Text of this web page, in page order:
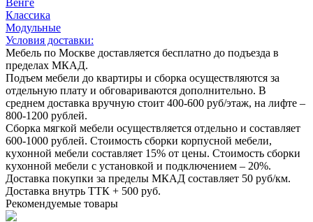
Классика
Модульные
Условия доставки:
Мебель по Москве доставляется бесплатно до подъезда в
пределах МКАД.
Подъем мебели до квартиры и сборка осуществляются за
отдельную плату и обговариваются дополнительно. В
среднем доставка вручную стоит 400-600 руб/этаж, на лифте –
800-1200 рублей.
Сборка мягкой мебели осуществляется отдельно и составляет
600-1000 рублей. Стоимость сборки корпусной мебели,
кухонной мебели составляет 15% от цены. Стоимость сборки
кухонной мебели с установкой и подключением – 20%.
Доставка покупки за пределы МКАД составляет 50 руб/км.
Доставка внутрь ТТК + 500 руб.
Рекомендуемые товары